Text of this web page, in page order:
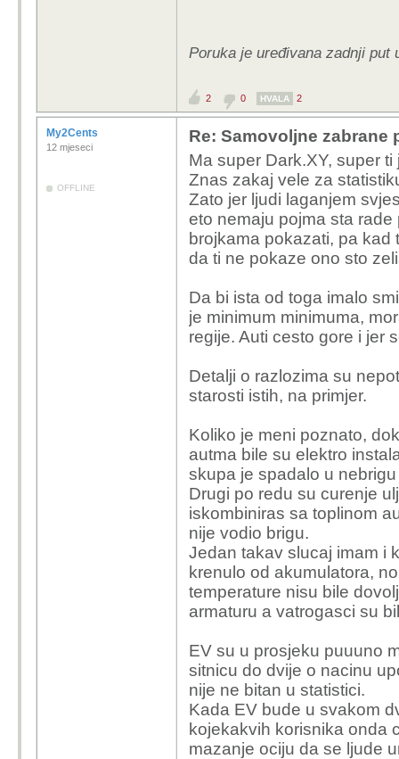
Poruka je uređivana zadnji put
2 0 HVALA 2
My2Cents
12 mjeseci
OFFLINE
Re: Samovoljne
Ma super Dark.XY, super ti
Znas zakaj vele za
Zato jer ljudi laganjem
eto nemaju pojma sta
brojkama pokazati, pa
da ti ne pokaze ono sto
Da bi ista od toga imalo
je minimum minimuma,
regije. Auti cesto gore i jer
Detalji o razlozima su
starosti istih, na primjer.
Koliko je meni poznato,
autma bile su elektro
skupa je spadalo u
Drugi po redu su curenje
iskombiniras sa toplinom
nije vodio brigu.
Jedan takav slucaj imam i
krenulo od akumulatora,
temperature nisu bile
armaturu a vatrogasci su
EV su u prosjeku puuuno
sitnicu do dvije o nacinu
nije ne bitan u statistici.
Kada EV bude u svakom
kojekakvih korisnika onda
mazanje ociju da se ljude